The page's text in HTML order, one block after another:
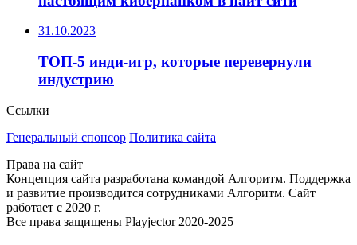
31.10.2023
ТОП-5 инди-игр, которые перевернули
индустрию
Ссылки
Генеральный спонсор Политика сайта
Права на сайт
Концепция сайта разработана командой Алгоритм. Поддержка
и развитие производится сотрудниками Алгоритм. Сайт
работает с 2020 г.
Все права защищены Playjector 2020-2025